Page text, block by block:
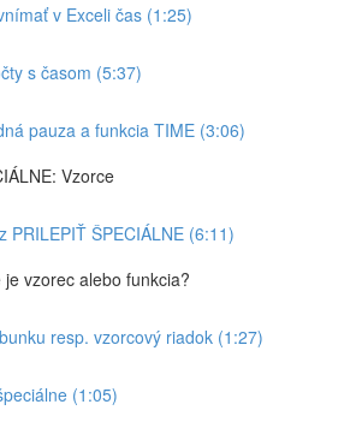
v Exceli čas (1:25)
s časom (5:37)
pauza a funkcia TIME (3:06)
Vzorce
PRILEPIŤ ŠPECIÁLNE (6:11)
je vzorec alebo funkcia?
resp. vzorcový riadok (1:27)
(1:05)